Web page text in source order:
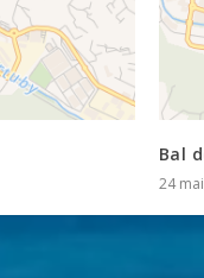
Bal
24